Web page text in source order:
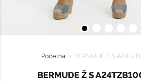
Početna BERMUDE Ž S
BERMUDE Ž S